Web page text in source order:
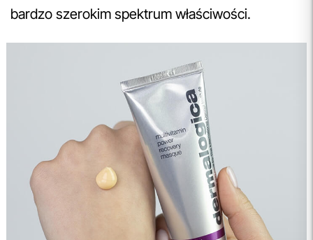
bardzo szerokim spektrum właściwości.